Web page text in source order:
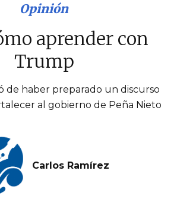
Opinión
aprender con
Trump
de haber preparado un discurso
al gobierno de Peña Nieto
Carlos Ramírez